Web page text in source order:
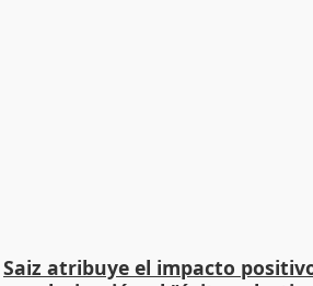
Saiz atribuye el impacto